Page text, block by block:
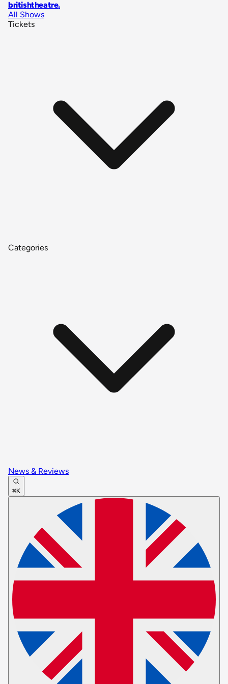
britishtheatre.
All Shows
Tickets
Categories
News & Reviews
⌘K